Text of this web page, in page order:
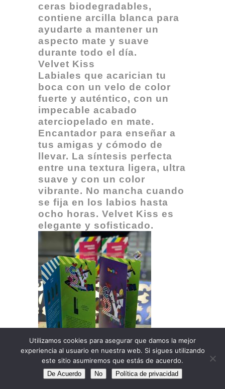
ceras biodegradables,
contiene arcilla blanca para
ayudarte a mantener un
aspecto mate y suave
durante todo el día.
Velvet Kiss
Labiales que acarician tu
boca con un velo de color
fuerte y auténtico, con un
impecable acabado
aterciopelado en mate.
Encantador para enseñar a
tus amigas y cómodo de
llevar. La síntesis perfecta
entre una textura ligera, ultra
suave y con un color
vibrante. No mancha cuando
se fija en los labios hasta
ocho horas. Velvet Kiss es
elegante y sofisticado.
Utilizamos cookies para asegurar que damos la mejor
experiencia al usuario en nuestra web. Si sigues utilizando
este sitio asumiremos que estás de acuerdo.
De Acuerdo No Política de privacidad